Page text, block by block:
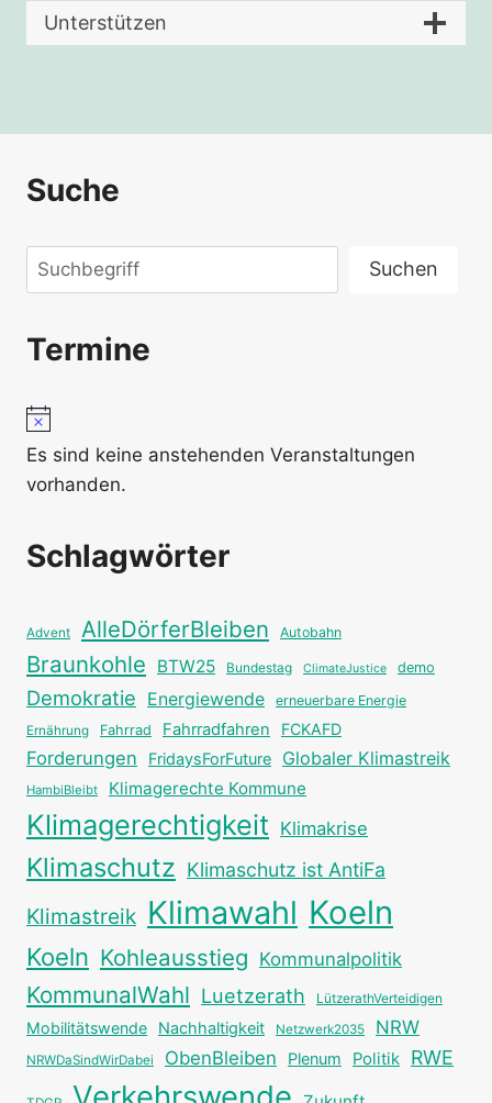
Unterstützen
Suche
Suchen Suchen
Termine
Es sind keine anstehenden Veranstaltungen
vorhanden.
Schlagwörter
Advent AlleDörferBleiben Autobahn
Braunkohle BTW25 Bundestag ClimateJustice demo
Demokratie Energiewende erneuerbare Energie
Ernährung Fahrrad Fahrradfahren FCKAFD
Forderungen FridaysForFuture Globaler Klimastreik
HambiBleibt Klimagerechte Kommune
Klimagerechtigkeit Klimakrise
Klimaschutz Klimaschutz ist AntiFa
Klimastreik Klimawahl Koeln
Koeln Kohleausstieg Kommunalpolitik
KommunalWahl Luetzerath LützerathVerteidigen
Mobilitätswende Nachhaltigkeit Netzwerk2035 NRW
NRWDaSindWirDabei ObenBleiben Plenum Politik RWE